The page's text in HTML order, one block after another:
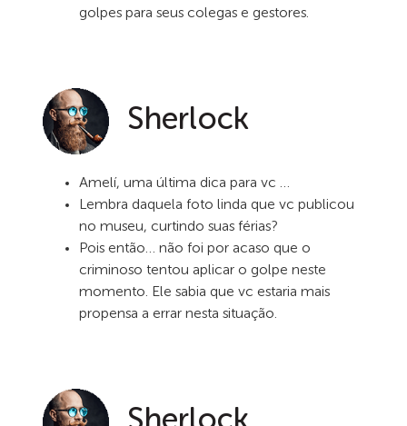
golpes para seus colegas e gestores.
Sherlock
Amelí, uma última dica para vc …
Lembra daquela foto linda que vc publicou
no museu, curtindo suas férias?
Pois então… não foi por acaso que o
criminoso tentou aplicar o golpe neste
momento. Ele sabia que vc estaria mais
propensa a errar nesta situação.